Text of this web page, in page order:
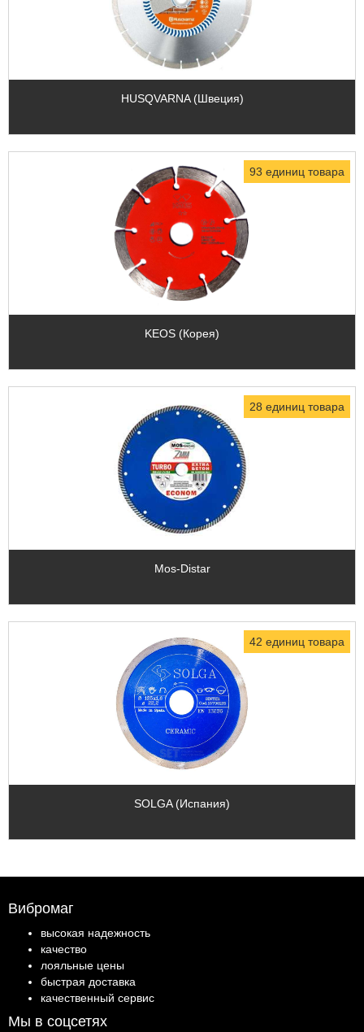
HUSQVARNA (Швеция)
93 единиц товара
KEOS (Корея)
28 единиц товара
Mos-Distar
42 единиц товара
SOLGA (Испания)
Вибромаг
высокая надежность
качество
лояльные цены
быстрая доставка
качественный сервис
Мы в соцсетях